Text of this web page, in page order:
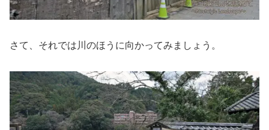
さて、それでは川のほうに向かってみましょう。